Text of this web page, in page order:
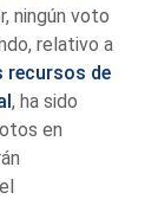
ningún voto
relativo a
recursos de
, ha sido
en